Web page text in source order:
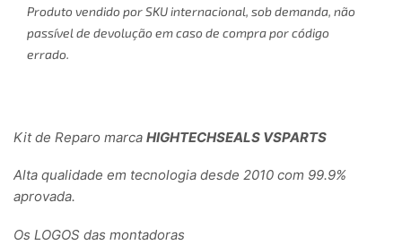
Produto vendido por SKU internacional, sob demanda, não
passível de devolução em caso de compra por código
errado.
Kit de Reparo marca HIGHTECHSEALS VSPARTS
Alta qualidade em tecnologia desde 2010 com 99.9%
aprovada.
Os LOGOS das montadoras